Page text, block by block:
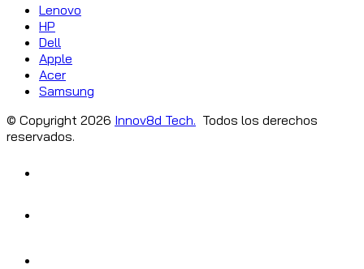
Lenovo
HP
Dell
Apple
Acer
Samsung
© Copyright 2026 Innov8d Tech. Todos los derechos
reservados.